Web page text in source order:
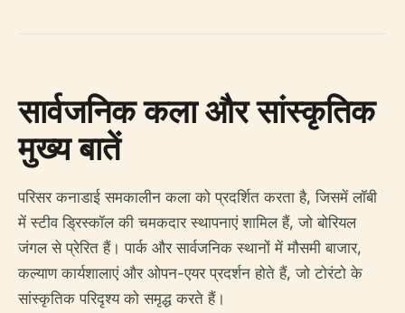
सार्वजनिक कला और सांस्कृतिक
मुख्य बातें
परिसर कनाडाई समकालीन कला को प्रदर्शित करता है, जिसमें लॉबी
में स्टीव ड्रिस्कॉल की चमकदार स्थापनाएं शामिल हैं, जो बोरियल
जंगल से प्रेरित हैं। पार्क और सार्वजनिक स्थानों में मौसमी बाजार,
कल्याण कार्यशालाएं और ओपन-एयर प्रदर्शन होते हैं, जो टोरंटो के
सांस्कृतिक परिदृश्य को समृद्ध करते हैं।